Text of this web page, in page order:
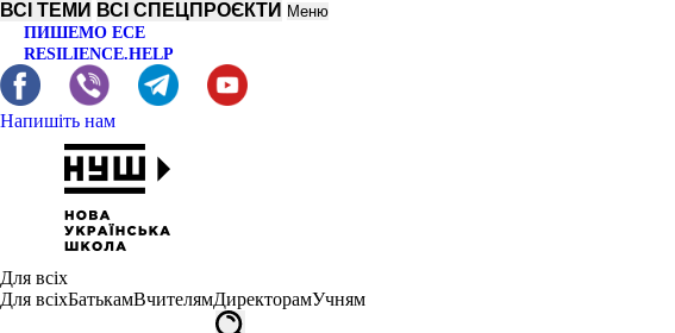
ВСІ ТЕМИ ВСІ СПЕЦПРОЄКТИ Меню
ПИШЕМО ЕСЕ
RESILIENCE.HELP
Напишіть нам
Для всіх
Для всіхБатькамВчителямДиректорамУчням